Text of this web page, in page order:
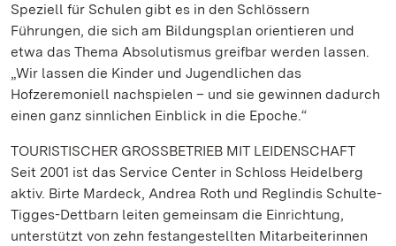
Speziell für Schulen gibt es in den Schlössern
Führungen, die sich am Bildungsplan orientieren und
etwa das Thema Absolutismus greifbar werden lassen.
„Wir lassen die Kinder und Jugendlichen das
Hofzeremoniell nachspielen – und sie gewinnen dadurch
einen ganz sinnlichen Einblick in die Epoche.“
TOURISTISCHER GROSSBETRIEB MIT LEIDENSCHAFT
Seit 2001 ist das Service Center in Schloss Heidelberg
aktiv. Birte Mardeck, Andrea Roth und Reglindis Schulte-
Tigges-Dettbarn leiten gemeinsam die Einrichtung,
unterstützt von zehn festangestellten Mitarbeiterinnen